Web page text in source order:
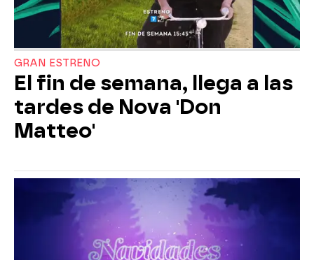
GRAN ESTRENO
El fin de semana, llega a las
tardes de Nova 'Don
Matteo'